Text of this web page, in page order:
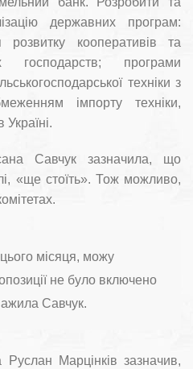
державних програм:
кооперативів та
господарств; програми
техніки з
імпорту техніки,
Савчук зазначила, що
«ще стоїть». Тож можливо,
місяця, можу
не було включено
Савчук.
Руслан Марцінків зазначив,